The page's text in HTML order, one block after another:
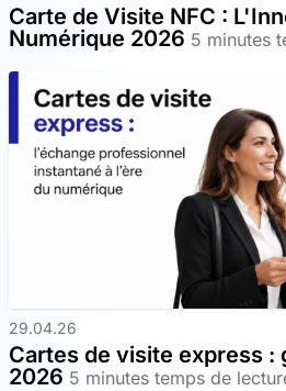
Carte de Visite NFC :
Numérique 2026 5 minutes
29.04.26
Cartes de visite express :
2026 5 minutes temps de